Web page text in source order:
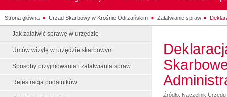
Strona główna Urząd Skarbowy w Krośnie Odrzańskim Załatwianie spraw
Jak załatwić sprawę w urzędzie
Umów wizytę w urzędzie skarbowym
Sposoby przyjmowania i załatwiania spraw
Rejestracja podatników
Źródło: Naczelnik